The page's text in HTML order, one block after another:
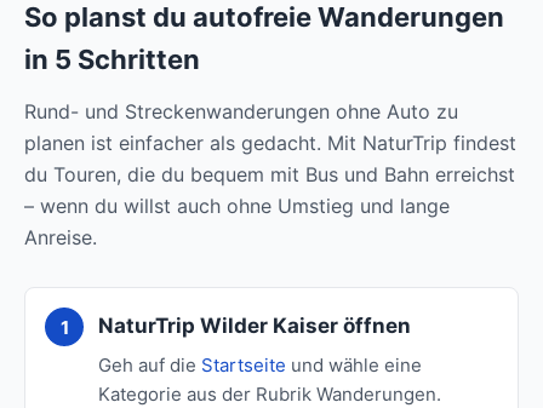
So planst du autofreie Wanderungen
in 5 Schritten
Rund- und Streckenwanderungen ohne Auto zu
planen ist einfacher als gedacht. Mit NaturTrip findest
du Touren, die du bequem mit Bus und Bahn erreichst
– wenn du willst auch ohne Umstieg und lange
Anreise.
NaturTrip Wilder Kaiser öffnen
Geh auf die Startseite und wähle eine
Kategorie aus der Rubrik Wanderungen.